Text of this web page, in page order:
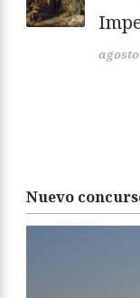
agosto
Nuevo